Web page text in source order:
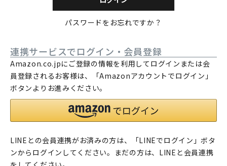
パスワードをお忘れですか？
連携サービスでログイン・会員登録
Amazon.co.jpにご登録の情報を利用してログインまたは会
員登録されるお客様は、「Amazonアカウントでログイン」
ボタンよりお進みください。
LINEとの会員連携がお済みの方は、「LINEでログイン」ボタ
ンからログインしてください。まだの方は、 LINEと会員連携